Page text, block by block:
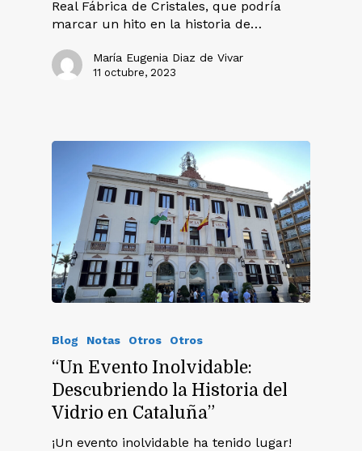
Real Fábrica de Cristales, que podría
marcar un hito en la historia de…
María Eugenia Diaz de Vivar
11 octubre, 2023
Blog Notas Otros Otros
“Un Evento Inolvidable:
Descubriendo la Historia del
Vidrio en Cataluña”
¡Un evento inolvidable ha tenido lugar!